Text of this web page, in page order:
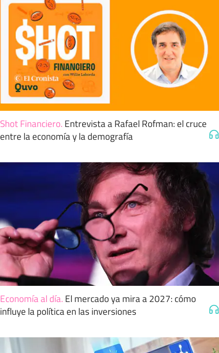
Shot Financiero. Entrevista a Rafael Rofman: el cruce
entre la economía y la demografía
Economía al día. El mercado ya mira a 2027: cómo
influye la política en las inversiones